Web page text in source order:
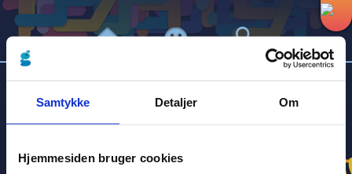
Samtykke Detaljer Om
Hjemmesiden bruger cookies
HVAD VIL DU LÆSE?